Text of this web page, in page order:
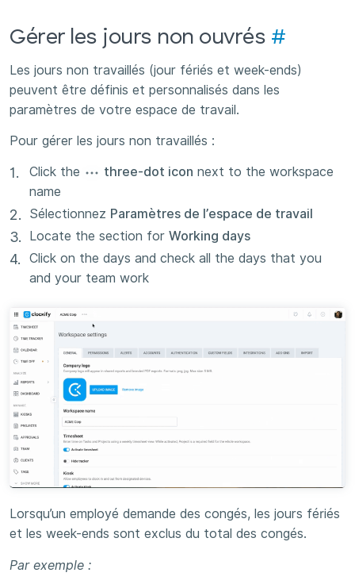
Gérer les jours non ouvrés #
Les jours non travaillés (jour fériés et week-ends)
peuvent être définis et personnalisés dans les
paramètres de votre espace de travail.
Pour gérer les jours non travaillés :
Click the three-dot icon next to the workspace
name
Sélectionnez Paramètres de l’espace de travail
Locate the section for Working days
Click on the days and check all the days that you
and your team work
Lorsqu’un employé demande des congés, les jours fériés
et les week-ends sont exclus du total des congés.
Par exemple :